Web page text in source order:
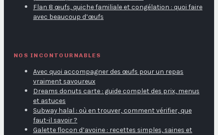
Flan 8 œufs, quiche familiale et congélation : quoi faire
avec beaucoup d’œufs
NOS INCONTOURNABLES
Avec quoi accompagner des œufs pour un repas
vraiment savoureux
Dreams donuts carte : guide complet des prix, menus
et astuces
Subway halal : où en trouver, comment vérifier, que
faut-il savoir ?
Galette flocon d’avoine : recettes simples, saines et